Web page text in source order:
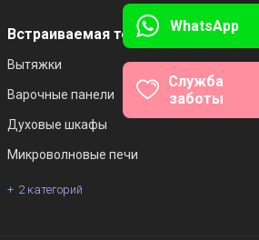
Встраиваемая техника
Вытяжки
Варочные панели
Духовые шкафы
Микроволновые печи
2 категорий
WhatsApp
Служба
заботы